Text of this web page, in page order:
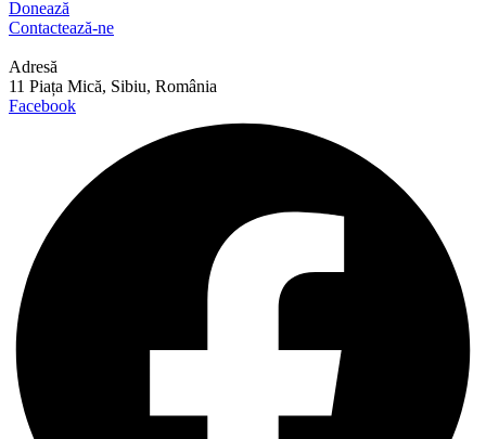
Donează
Contactează-ne
Adresă
11 Piața Mică, Sibiu, România
Facebook